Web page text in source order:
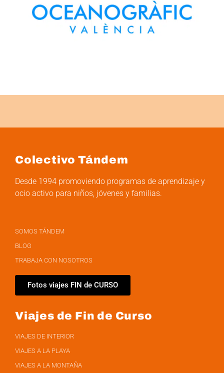
Colectivo Tándem
Desde 1994 promoviendo programas de aprendizaje y
ocio activo para niños, jóvenes y familias.
SOMOS TÁNDEM
BLOG
TRABAJA CON NOSOTROS
Fotos viajes FIN de CURSO
Viajes de Fin de Curso
VIAJES DE INTERIOR
VIAJES A LA PLAYA
VIAJES A LA MONTAÑA